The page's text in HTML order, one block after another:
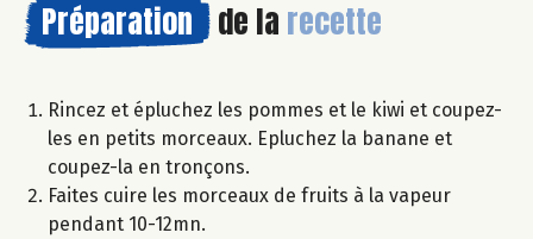
Préparation de la recette
Rincez et épluchez les pommes et le kiwi et coupez-
les en petits morceaux. Epluchez la banane et
coupez-la en tronçons.
Faites cuire les morceaux de fruits à la vapeur
pendant 10-12mn.